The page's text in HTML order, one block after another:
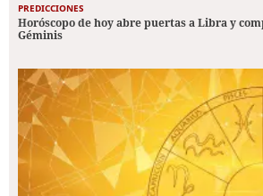
PREDICCIONES
Horóscopo de hoy abre puertas a Libra y
Géminis